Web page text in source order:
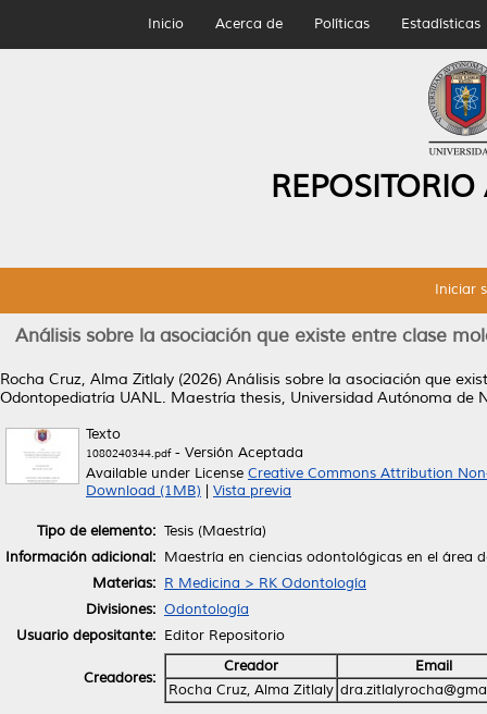
Inicio Acerca de Políticas Estadísticas
Iniciar
Análisis sobre la asociación que existe entre clase
Rocha Cruz, Alma Zitlaly (2026) Análisis sobre la asociación que
Odontopediatría UANL. Maestría thesis, Universidad Autónoma de
Texto
1080240344.pdf- Versión Aceptada
Available under License Creative Commons Attribution
Download (1MB)
Vista previa
Tipo de elemento: Tesis (Maestría)
Información adicional: Maestría en ciencias odontológicas en el área
Materias: R Medicina > RK Odontología
Divisiones: Odontología
Usuario depositante: Editor Repositorio
Creadores:
Creador
Email
Rocha Cruz, Alma Zitlaly